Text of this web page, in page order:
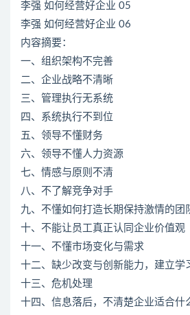
李强 如何经营好企业 05
李强 如何经营好企业 06
内容摘要：
一、组织架构不完善
二、企业战略不清晰
三、管理执行无系统
四、系统执行不到位
五、领导不懂财务
六、领导不懂人力资源
七、情感与原则不清
八、不了解竞争对手
九、不懂如何打造长期保持激情的团
十、不能让员工真正认同企业价值观
十一、不懂市场变化与需求
十二、缺少改变与创新能力，建立学
十三、危机处理
十四、信息落后，不清楚企业适合什